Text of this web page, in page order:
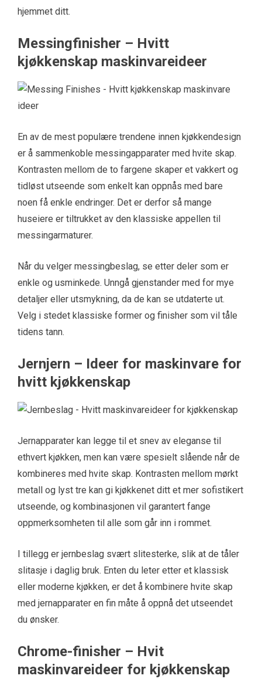
hjemmet ditt.
Messingfinisher – Hvitt
kjøkkenskap maskinvareideer
En av de mest populære trendene innen kjøkkendesign
er å sammenkoble messingapparater med hvite skap.
Kontrasten mellom de to fargene skaper et vakkert og
tidløst utseende som enkelt kan oppnås med bare
noen få enkle endringer. Det er derfor så mange
huseiere er tiltrukket av den klassiske appellen til
messingarmaturer.
Når du velger messingbeslag, se etter deler som er
enkle og usminkede. Unngå gjenstander med for mye
detaljer eller utsmykning, da de kan se utdaterte ut.
Velg i stedet klassiske former og finisher som vil tåle
tidens tann.
Jernjern – Ideer for maskinvare for
hvitt kjøkkenskap
Jernapparater kan legge til et snev av eleganse til
ethvert kjøkken, men kan være spesielt slående når de
kombineres med hvite skap. Kontrasten mellom mørkt
metall og lyst tre kan gi kjøkkenet ditt et mer sofistikert
utseende, og kombinasjonen vil garantert fange
oppmerksomheten til alle som går inn i rommet.
I tillegg er jernbeslag svært slitesterke, slik at de tåler
slitasje i daglig bruk. Enten du leter etter et klassisk
eller moderne kjøkken, er det å kombinere hvite skap
med jernapparater en fin måte å oppnå det utseendet
du ønsker.
Chrome-finisher – Hvit
maskinvareideer for kjøkkenskap